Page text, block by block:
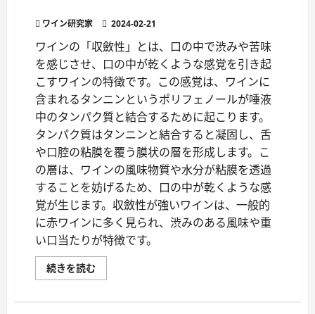
ボ
ィ』
を
徹
底
解
説！
に
つ
い
て
さ
ら
に
読
む
ワイン研究家 2024-02-21
ワインの「収斂性」とは、口の中で渋みや苦味
を感じさせ、口の中が乾くような感覚を引き起
こすワインの特徴です。この感覚は、ワインに
含まれるタンニンというポリフェノールが唾液
中のタンパク質と結合するために起こります。
タンパク質はタンニンと結合すると凝固し、舌
や口腔の粘膜を覆う膜状の層を形成します。こ
の層は、ワインの風味物質や水分が粘膜を透過
することを妨げるため、口の中が乾くような感
覚が生じます。収斂性が強いワインは、一般的
に赤ワインに多く見られ、渋みのある風味や重
い口当たりが特徴です。
続きを読む
イ